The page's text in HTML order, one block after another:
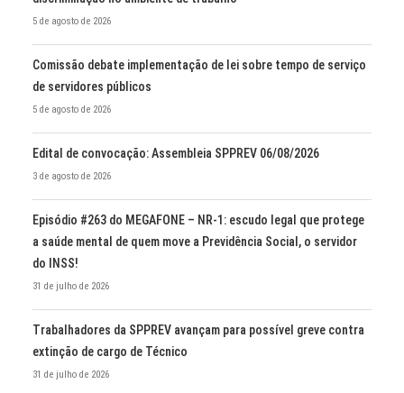
5 de agosto de 2026
Comissão debate implementação de lei sobre tempo de serviço
de servidores públicos
5 de agosto de 2026
Edital de convocação: Assembleia SPPREV 06/08/2026
3 de agosto de 2026
Episódio #263 do MEGAFONE – NR-1: escudo legal que protege
a saúde mental de quem move a Previdência Social, o servidor
do INSS!
31 de julho de 2026
Trabalhadores da SPPREV avançam para possível greve contra
extinção de cargo de Técnico
31 de julho de 2026